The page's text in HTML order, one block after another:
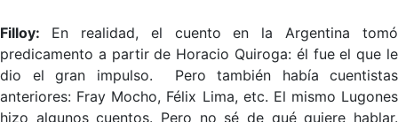
Filloy: En realidad, el cuento en la Argentina tomó
predicamento a partir de Horacio Quiroga: él fue el que le
dio el gran impulso. Pero también había cuentistas
anteriores: Fray Mocho, Félix Lima, etc. El mismo Lugones
hizo algunos cuentos. Pero no sé de qué quiere hablar.